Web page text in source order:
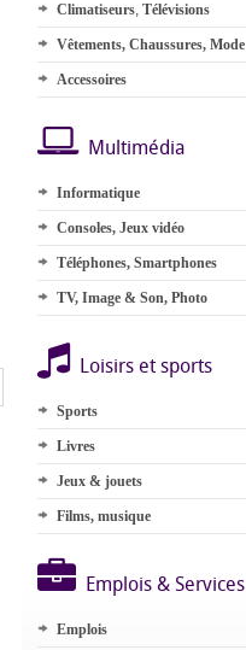
Climatiseurs, Télévisions
Vêtements, Chaussures, Mode
Accessoires
Multimédia
Informatique
Consoles, Jeux vidéo
Téléphones, Smartphones
TV, Image & Son, Photo
Loisirs et sports
Sports
Livres
Jeux & jouets
Films, musique
Emplois & Services
Emplois